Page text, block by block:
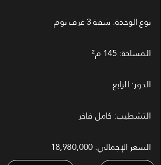
نوع الوحدة: شقة 3 غرف نوم
المساحة: 145 م²
الدور: الرابع
التشطيب: كامل فاخر
السعر الإجمالي: 18,980,000